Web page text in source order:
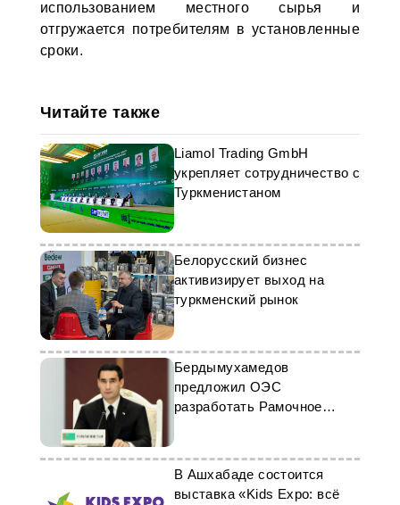
использованием местного сырья и
отгружается потребителям в установленные
сроки.
Читайте также
Liamol Trading GmbH
укрепляет сотрудничество с
Туркменистаном
Белорусский бизнес
активизирует выход на
туркменский рынок
Бердымухамедов
предложил ОЭС
разработать Рамочное
технологиям и электронной
торговле
В Ашхабаде состоится
выставка «Kids Expo: всё